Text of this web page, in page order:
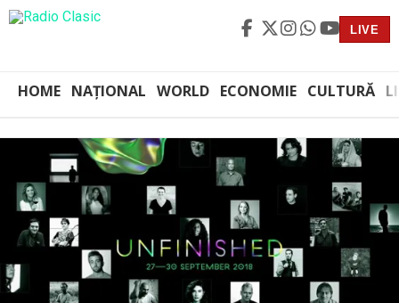
LIVE
HOME NAȚIONAL WORLD ECONOMIE CULTURĂ